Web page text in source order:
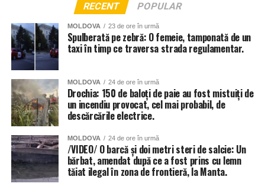
RECENT POPULAR
MOLDOVA 23 de ore în urmă
Spulberată pe zebră: O femeie, tamponată de un
taxi în timp ce traversa strada regulamentar.
MOLDOVA 24 de ore în urmă
Drochia: 150 de baloți de paie au fost mistuiți de
un incendiu provocat, cel mai probabil, de
descărcările electrice.
MOLDOVA 24 de ore în urmă
/VIDEO/ O barcă și doi metri steri de salcie: Un
bărbat, amendat după ce a fost prins cu lemn
tăiat ilegal în zona de frontieră, la Manta.